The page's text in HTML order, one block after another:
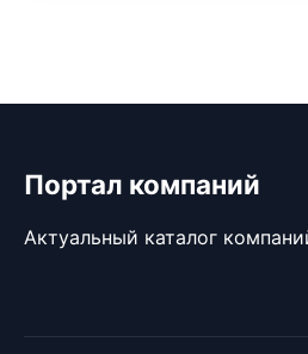
Портал компаний
Актуальный каталог